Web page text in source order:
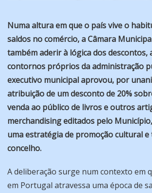
Numa altura em que o país vive o
saldos no comércio, a Câmara
também aderir à lógica dos descontos,
contornos próprios da administração
executivo municipal aprovou, por
atribuição de um desconto de 20%
venda ao público de livros e outros
merchandising editados pelo
uma estratégia de promoção cultural
concelho.
A deliberação surge num contexto em
em Portugal atravessa uma época de